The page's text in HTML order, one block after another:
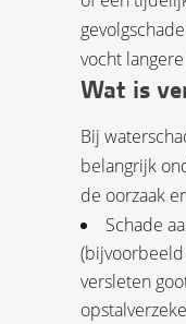
vocht
Wat is
Bij
belangrijk
de oorzaak
Schade
versleten